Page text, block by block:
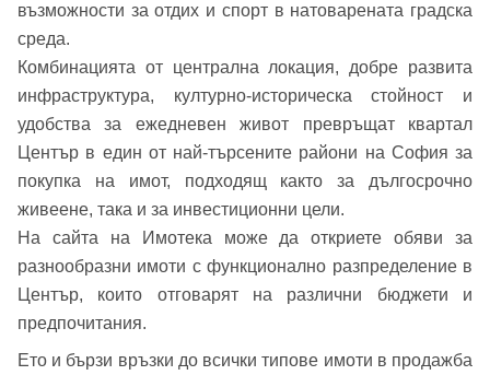
възможности за отдих и спорт в натоварената градска
среда.
Комбинацията от централна локация, добре развита
инфраструктура, културно-историческа стойност и
удобства за ежедневен живот превръщат квартал
Център в един от най-търсените райони на София за
покупка на имот, подходящ както за дългосрочно
живеене, така и за инвестиционни цели.
На сайта на Имотека може да откриете обяви за
разнообразни имоти с функционално разпределение в
Център, които отговарят на различни бюджети и
предпочитания.
Ето и бързи връзки до всички типове имоти в продажба